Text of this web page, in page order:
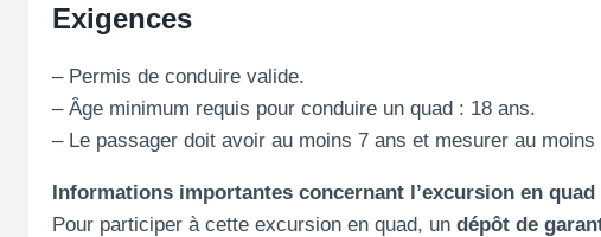
Exigences
– Permis de conduire valide.
– Âge minimum requis pour conduire un quad : 18 ans.
– Le passager doit avoir au moins 7 ans et mesurer au moins
Informations importantes concernant l’excursion en quad
Pour participer à cette excursion en quad, un dépôt de